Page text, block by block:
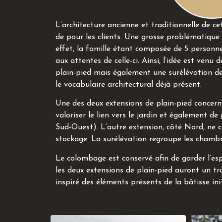
L’architecture ancienne et traditionnelle de
de pour les clients. Une grosse
effet, la famille étant composée de 5
aux attentes de celle-ci. Ainsi, l’idée est venu
plain-pied mais également une surélévation
le vocabulaire architectural déjà présent.
Une des deux extensions de plain-pied
valoriser le lien vers le jardin et également
Sud-Ouest). L’autre extension, côté Nord, ne
stockage. La surélévation regroupe les
Le colombage est conservé afin de garder
les deux extensions de plain-pied auront un
inspiré des éléments présents de la bâtisse